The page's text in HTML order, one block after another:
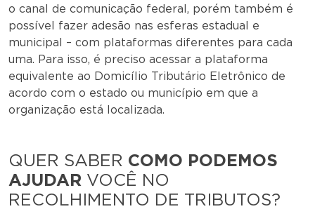
o canal de comunicação federal, porém também é
possível fazer adesão nas esferas estadual e
municipal – com plataformas diferentes para cada
uma. Para isso, é preciso acessar a plataforma
equivalente ao Domicílio Tributário Eletrônico de
acordo com o estado ou município em que a
organização está localizada.
QUER SABER COMO PODEMOS
AJUDAR VOCÊ NO
RECOLHIMENTO DE TRIBUTOS?